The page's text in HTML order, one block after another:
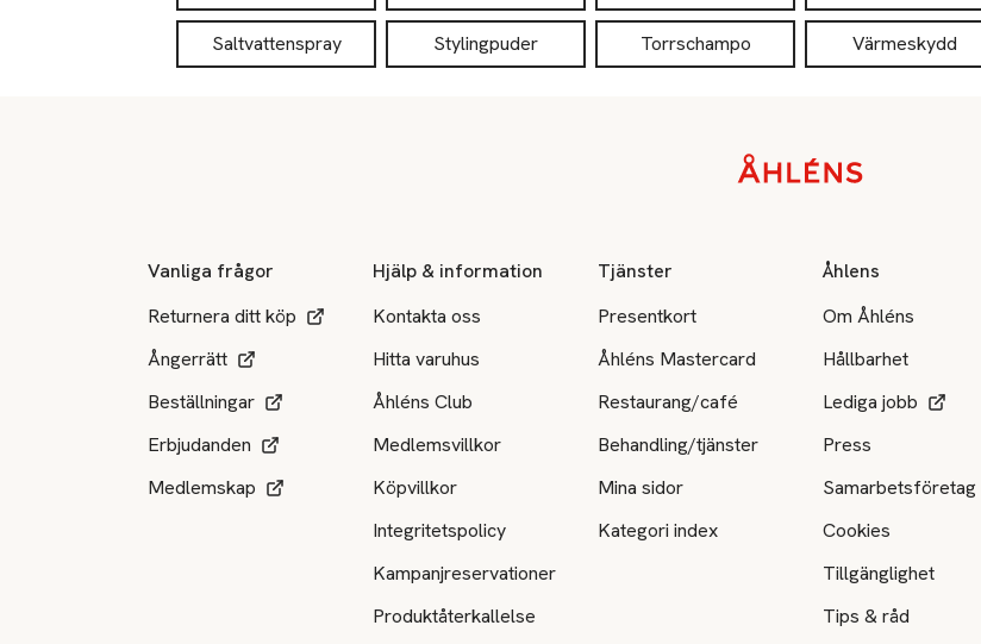
Saltvattenspray Stylingpuder Torrschampo Värmeskydd
Vanliga frågor
Returnera ditt köp
Ångerrätt
Beställningar
Erbjudanden
Medlemskap
Hjälp & information
Kontakta oss
Hitta varuhus
Åhléns Club
Medlemsvillkor
Köpvillkor
Integritetspolicy
Kampanjreservationer
Produktåterkallelse
Tjänster
Presentkort
Åhléns Mastercard
Restaurang/café
Behandling/tjänster
Mina sidor
Kategori index
Åhlens
Om Åhléns
Hållbarhet
Lediga jobb
Press
Samarbetsföretag
Cookies
Tillgänglighet
Tips & råd